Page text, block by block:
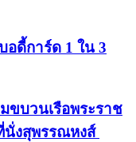
อดี้การ์ด 1 ใน 3
ขบวนเรือพระราช
นั่งสุพรรณหงส์